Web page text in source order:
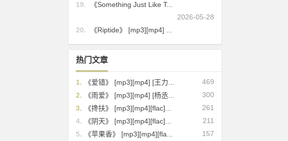
19.
《Something Just Like T...
2026-05-28
20.
《Riptide》 [mp3][mp4] ...
热门文章
469
1.
《爱错》 [mp3][mp4] [王力...
300
2.
《雨爱》 [mp3][mp4] [杨丞...
261
3.
《搀扶》 [mp3][mp4][flac]...
211
4.
《阴天》 [mp3][mp4][flac]...
157
5.
《苹果香》 [mp3][mp4][fla...